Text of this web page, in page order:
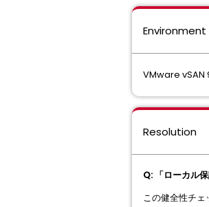
Environment
VMware vSAN
Resolution
Q: 「ローカル
この健全性チ